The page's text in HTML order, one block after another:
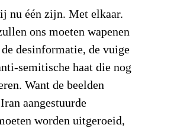
nu één zijn. Met elkaar.
ons moeten wapenen
desinformatie, de vuige
semitische haat die nog
Want de beelden
aangestuurde
worden uitgeroeid,